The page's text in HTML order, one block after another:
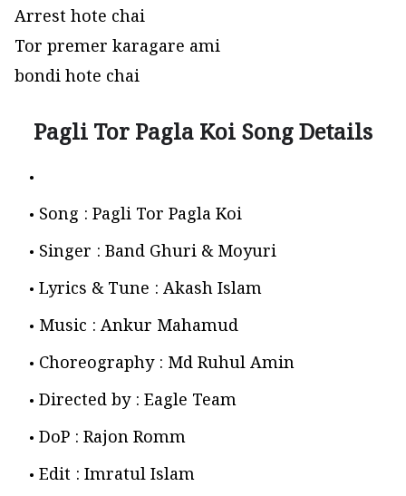
Arrest hote chai
Tor premer karagare ami
bondi hote chai
Pagli Tor Pagla Koi Song Details
Song : Pagli Tor Pagla Koi
Singer : Band Ghuri & Moyuri
Lyrics & Tune : Akash Islam
Music : Ankur Mahamud
Choreography : Md Ruhul Amin
Directed by : Eagle Team
DoP : Rajon Romm
Edit : Imratul Islam